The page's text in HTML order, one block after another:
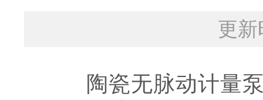
更
陶瓷无脉动计量泵